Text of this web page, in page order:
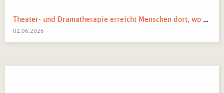
Theater- und Dramatherapie erreicht Menschen dort, wo Worte manchmal nicht mehr weiterkommen.
02.06.2026